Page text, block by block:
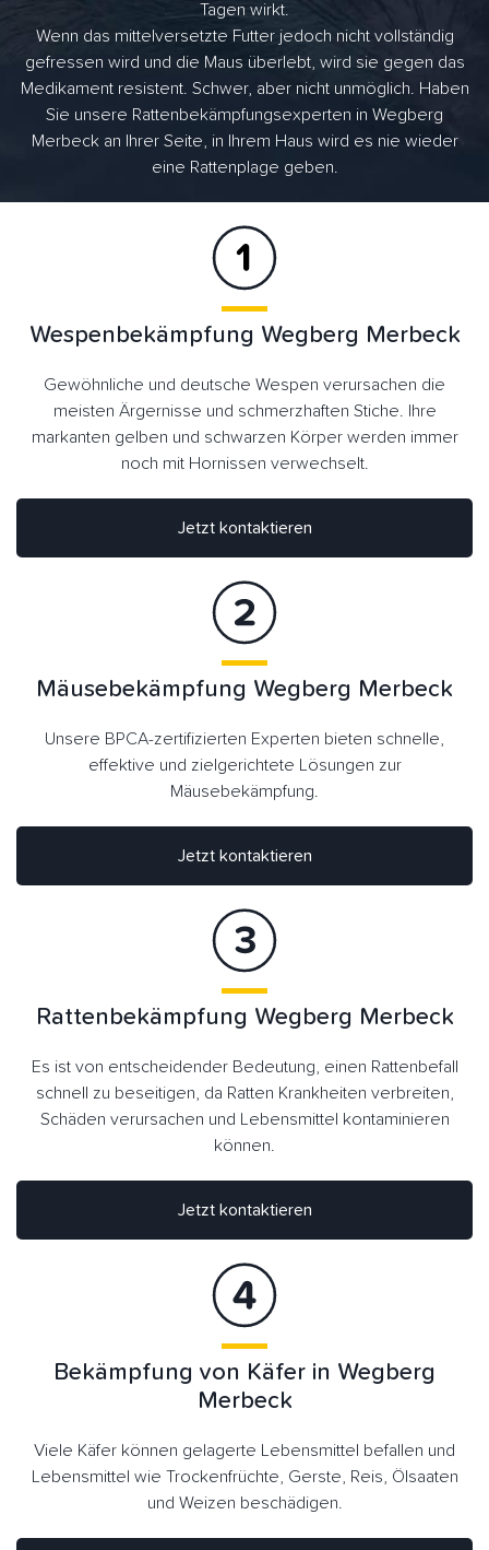
Tagen wirkt.
Wenn das mittelversetzte Futter jedoch nicht vollständig
gefressen wird und die Maus überlebt, wird sie gegen das
Medikament resistent. Schwer, aber nicht unmöglich. Haben
Sie unsere Rattenbekämpfungsexperten in Wegberg
Merbeck an Ihrer Seite, in Ihrem Haus wird es nie wieder
eine Rattenplage geben.
Wespenbekämpfung Wegberg Merbeck
Gewöhnliche und deutsche Wespen verursachen die
meisten Ärgernisse und schmerzhaften Stiche. Ihre
markanten gelben und schwarzen Körper werden immer
noch mit Hornissen verwechselt.
Jetzt kontaktieren
Jetzt kontaktieren
Mäusebekämpfung Wegberg Merbeck
Unsere BPCA-zertifizierten Experten bieten schnelle,
effektive und zielgerichtete Lösungen zur
Mäusebekämpfung.
Rattenbekämpfung Wegberg Merbeck
Es ist von entscheidender Bedeutung, einen Rattenbefall
schnell zu beseitigen, da Ratten Krankheiten verbreiten,
Schäden verursachen und Lebensmittel kontaminieren
können.
Jetzt kontaktieren
Bekämpfung von Käfer in Wegberg
Merbeck
Viele Käfer können gelagerte Lebensmittel befallen und
Lebensmittel wie Trockenfrüchte, Gerste, Reis, Ölsaaten
und Weizen beschädigen.